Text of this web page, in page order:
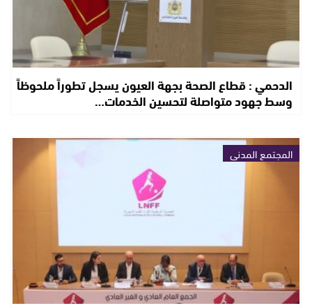
الدحمي : قطاع الصحة بجهة العيون يسجل تطوراً ملحوظاً
وسط جهود متواصلة لتحسين الخدمات…
المجتمع المدني